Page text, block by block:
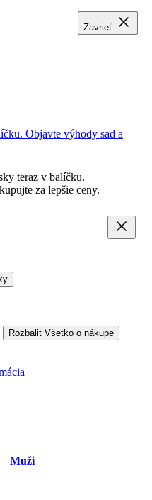
Objavte výhody sad a
teraz v balíčku.
za lepšie ceny.
Rozbalit Všetko o nákupe
Muži
Zavrieť
Zavrieť
Zavrieť